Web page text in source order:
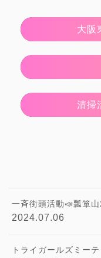
大阪
清掃
一斉街頭活動📣瓢箪
2024.07.06
トライガールズミー